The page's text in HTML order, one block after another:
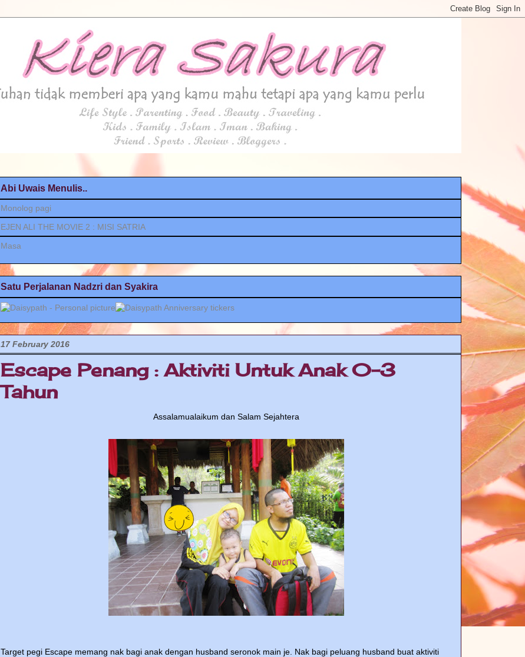
Abi Uwais Menulis..
Monolog pagi
EJEN ALI THE MOVIE 2 : MISI SATRIA
Masa
Satu Perjalanan Nadzri dan Syakira
17 February 2016
Escape Penang : Aktiviti Untuk Anak 0-3
Tahun
Assalamualaikum dan Salam Sejahtera
Target pegi Escape memang nak bagi anak dengan husband seronok main je. Nak bagi peluang husband buat aktiviti